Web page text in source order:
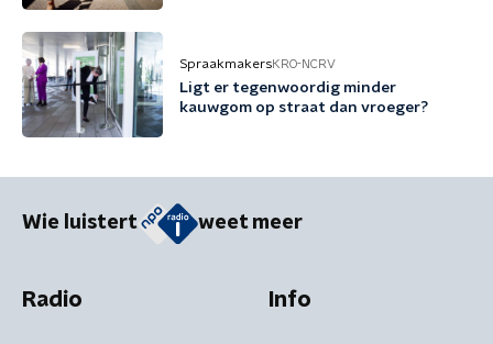
SpraakmakersKRO-NCRV
Ligt er tegenwoordig minder
kauwgom op straat dan vroeger?
Wie luistert weet meer
Radio Info